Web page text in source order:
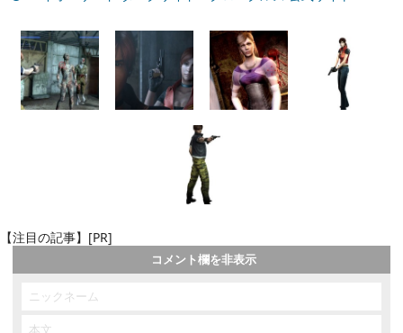
【注目の記事】[PR]
コメント欄を非表示